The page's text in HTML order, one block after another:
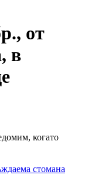
от
в
когато